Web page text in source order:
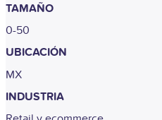
TAMAÑO
0-50
UBICACIÓN
MX
INDUSTRIA